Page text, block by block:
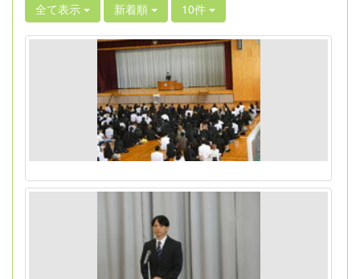
全て表示 新着順 10件